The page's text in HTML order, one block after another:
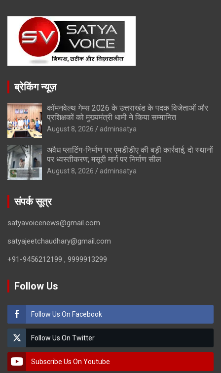
ब्रेकिंग न्यूज़
कॉमनवेल्थ गेम्स 2026 के उत्तराखंड के पदक विजेताओं और
प्रशिक्षकों को मुख्यमंत्री धामी ने किया सम्मानित
August 8, 2026 adminsatya
अवैध प्लाटिंग-निर्माण पर एमडीडीए की बड़ी कार्रवाई, दो स्थानों
पर ध्वस्तीकरण; मसूरी मार्ग पर निर्माण सील
August 8, 2026 adminsatya
संपर्क सूत्र
satyavoicenews@gmail.com
satyajeetchaudhary@gmail.com
+91-9456212199 , 9999913299
Follow Us
Follow Us On Facebook
Follow Us On Twitter
Subscribe Us On Youtube